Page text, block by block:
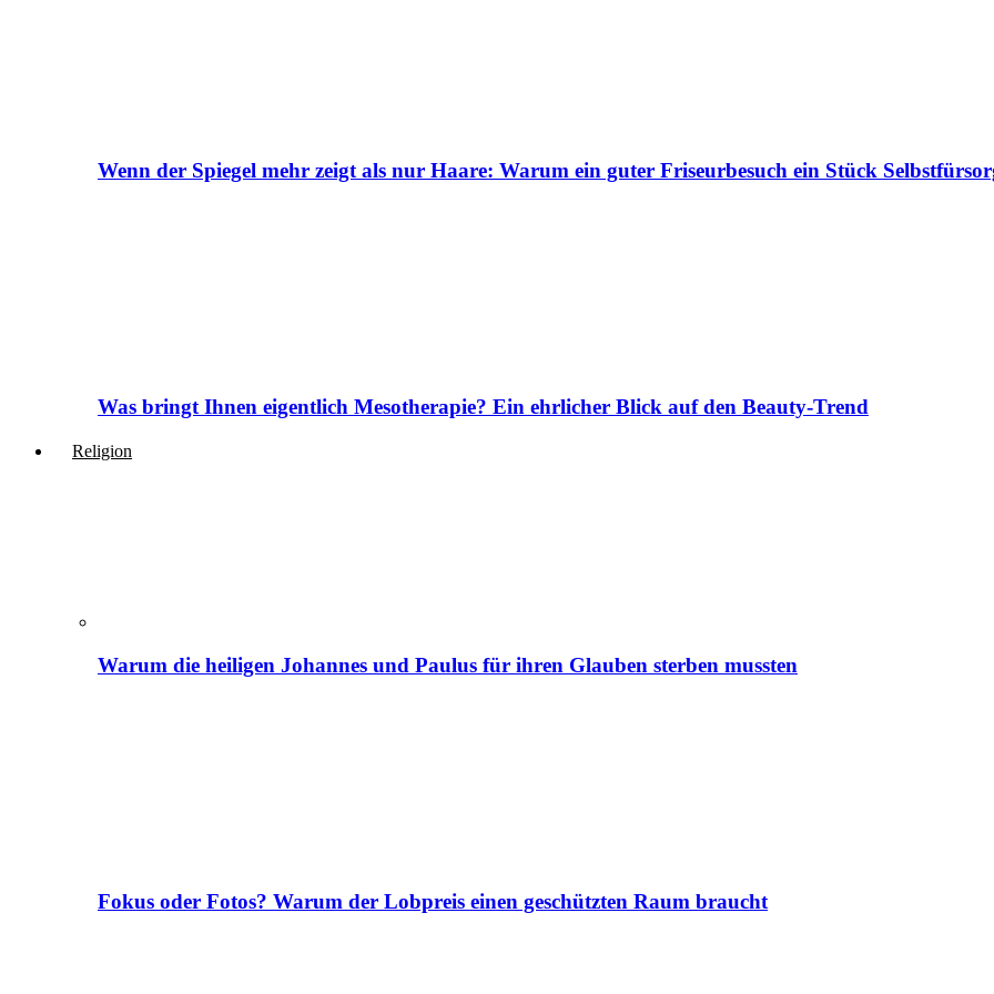
Wenn der Spiegel mehr zeigt als nur Haare: Warum ein guter Friseurbesuch ein Stück
Was bringt Ihnen eigentlich Mesotherapie? Ein ehrlicher Blick auf den Beauty-Trend
Religion
Warum die heiligen Johannes und Paulus für ihren Glauben sterben mussten
Fokus oder Fotos? Warum der Lobpreis einen geschützten Raum braucht